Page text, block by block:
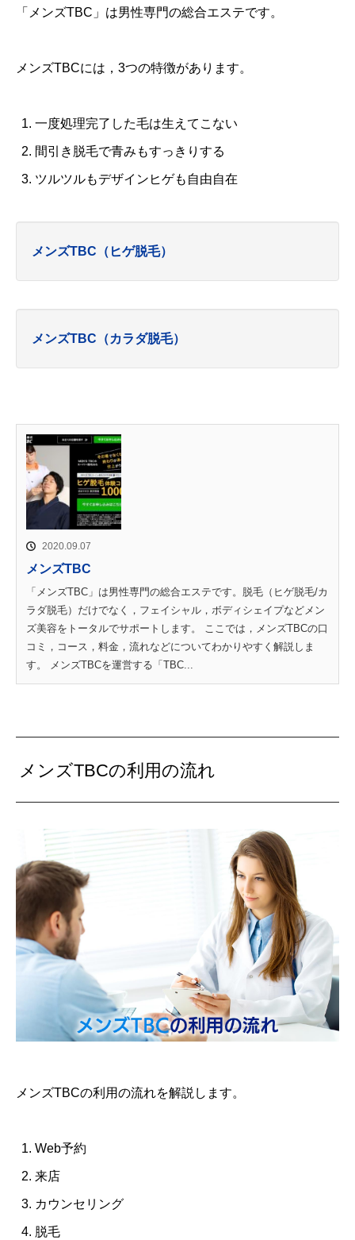
「メンズTBC」は男性専門の総合エステです。
メンズTBCには，3つの特徴があります。
一度処理完了した毛は生えてこない
間引き脱毛で青みもすっきりする
ツルツルもデザインヒゲも自由自在
メンズTBC（ヒゲ脱毛）
メンズTBC（カラダ脱毛）
2020.09.07
メンズTBC
「メンズTBC」は男性専門の総合エステです。脱毛（ヒゲ脱毛/カ
ラダ脱毛）だけでなく，フェイシャル，ボディシェイプなどメン
ズ美容をトータルでサポートします。 ここでは，メンズTBCの口
コミ，コース，料金，流れなどについてわかりやすく解説しま
す。 メンズTBCを運営する「TBC...
メンズTBCの利用の流れ
メンズTBCの利用の流れを解説します。
Web予約
来店
カウンセリング
脱毛